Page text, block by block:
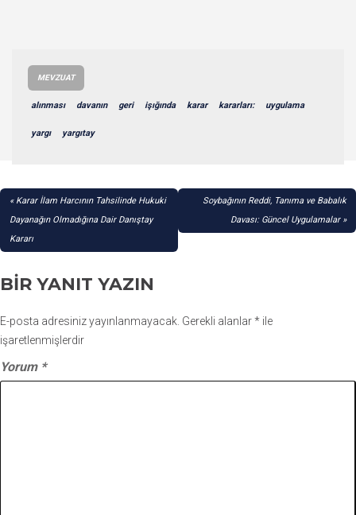
MEVZUAT
alınması davanın geri işığında karar kararları: uygulama
yargı yargıtay
YAZI
GEZINMESI
Karar İlam Harcının Tahsilinde Hukuki
Dayanağın Olmadığına Dair Danıştay
Kararı
Soybağının Reddi, Tanıma ve Babalık
Davası: Güncel Uygulamalar
BIR YANIT YAZIN
E-posta adresiniz yayınlanmayacak. Gerekli alanlar* ile
işaretlenmişlerdir
Yorum *